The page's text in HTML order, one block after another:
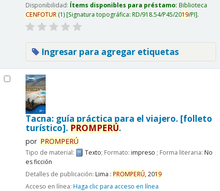
Disponibilidad: Ítems disponibles para préstamo: Biblioteca
CENFOTUR(1) Signatura topográfica: RD/918.54/P45/2019/PI .
Ingresar para agregar etiquetas
Tacna: guía práctica para el viajero. [folleto
turístico]. PROMPERÚ.
por PROMPERÚ
Tipo de material: Texto; Formato: impreso ; Forma literaria: No
es ficción
Detalles de publicación: Lima : PROMPERÚ,2019
Acceso en línea: Haga clic para acceso en línea